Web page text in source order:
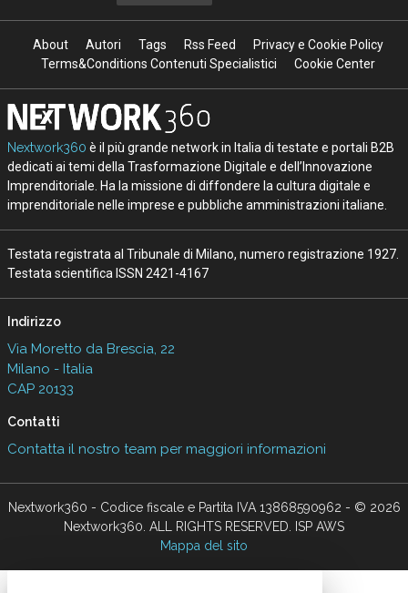
About Autori Tags Rss Feed
Privacy e Cookie Policy
Terms&Conditions Contenuti Specialistici
Cookie Center
Nextwork360 è il più grande network in Italia di testate e portali B2B
dedicati ai temi della Trasformazione Digitale e dell’Innovazione
Imprenditoriale. Ha la missione di diffondere la cultura digitale e
imprenditoriale nelle imprese e pubbliche amministrazioni italiane.
Testata registrata al Tribunale di Milano, numero registrazione 1927.
Testata scientifica ISSN 2421-4167
Indirizzo
Via Moretto da Brescia, 22
Milano - Italia
CAP 20133
Contatti
Contatta il nostro team per maggiori informazioni
Nextwork360 - Codice fiscale e Partita IVA 13868590962 - © 2026
Nextwork360. ALL RIGHTS RESERVED. ISP AWS
Mappa del sito